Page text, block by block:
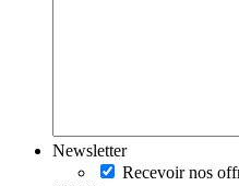
Newsletter
Recevoir nos